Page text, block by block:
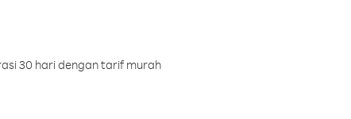
30 hari dengan tarif murah